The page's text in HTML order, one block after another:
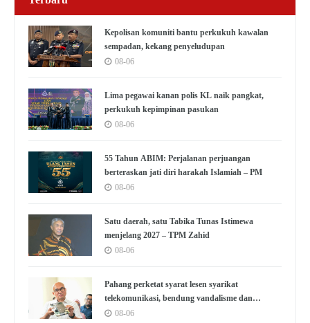
Kepolisan komuniti bantu perkukuh kawalan
sempadan, kekang penyeludupan
08-06
Lima pegawai kanan polis KL naik pangkat,
perkukuh kepimpinan pasukan
08-06
55 Tahun ABIM: Perjalanan perjuangan
berteraskan jati diri harakah Islamiah – PM
08-06
Satu daerah, satu Tabika Tunas Istimewa
menjelang 2027 – TPM Zahid
08-06
Pahang perketat syarat lesen syarikat
telekomunikasi, bendung vandalisme dan
kecurian
08-06